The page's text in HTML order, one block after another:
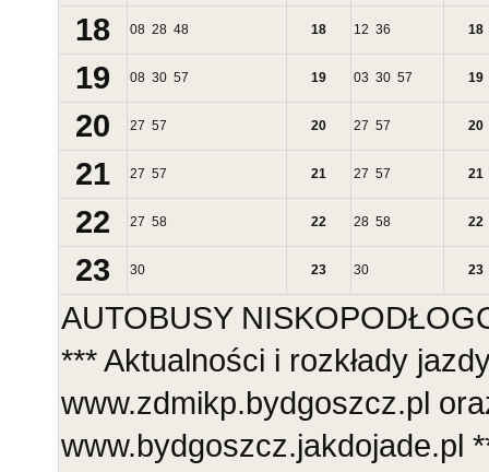
18 08 28 48 18 12 36 18
19 08 30 57 19 03 30 57 19
20 27 57 20 27 57 20
21 27 57 21 27 57 21
22 27 58 22 28 58 22
23 30 23 30 23
AUTOBUSY
*** Aktualności i rozkłady
www.zdmikp.bydgoszcz.pl
www.bydgoszcz.jakdojade.pl